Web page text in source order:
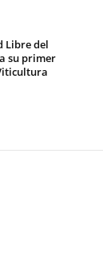
Libre del
su primer